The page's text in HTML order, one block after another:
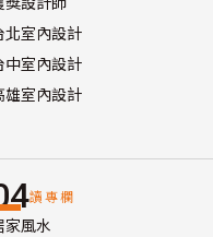
北室內設計
中室內設計
雄室內設計
讀專欄
家風水